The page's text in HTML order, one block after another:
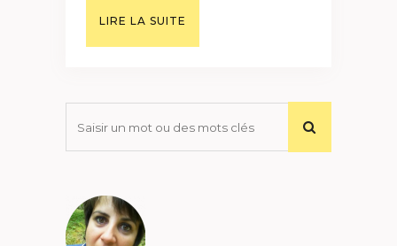
LIRE LA SUITE